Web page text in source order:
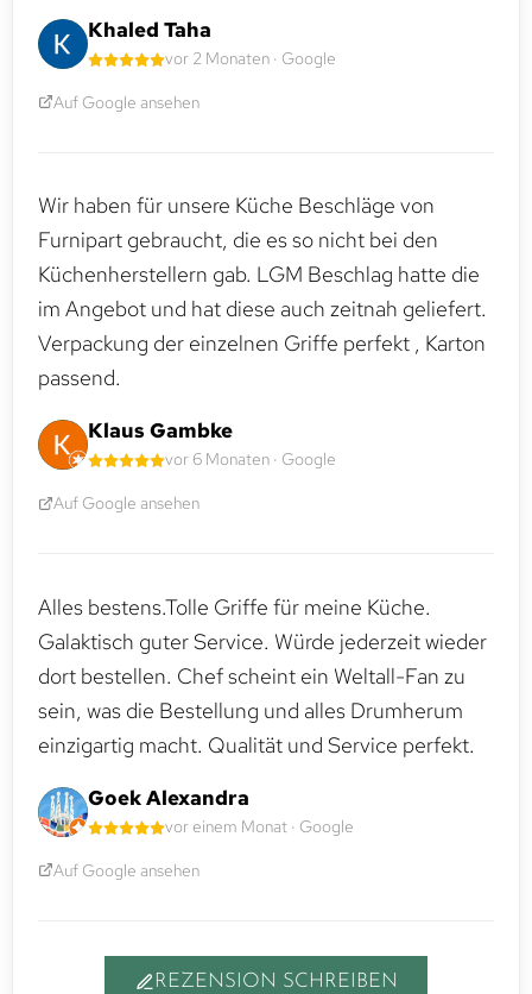
Khaled Taha
vor 2 Monaten · Google
Auf Google ansehen
Wir haben für unsere Küche Beschläge von
Furnipart gebraucht, die es so nicht bei den
Küchenherstellern gab. LGM Beschlag hatte die
im Angebot und hat diese auch zeitnah geliefert.
Verpackung der einzelnen Griffe perfekt , Karton
passend.
Klaus Gambke
vor 6 Monaten · Google
Auf Google ansehen
Alles bestens.Tolle Griffe für meine Küche.
Galaktisch guter Service. Würde jederzeit wieder
dort bestellen. Chef scheint ein Weltall-Fan zu
sein, was die Bestellung und alles Drumherum
einzigartig macht. Qualität und Service perfekt.
Goek Alexandra
vor einem Monat · Google
Auf Google ansehen
REZENSION SCHREIBEN